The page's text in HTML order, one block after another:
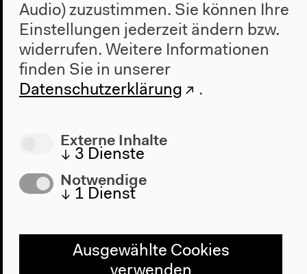
Audio) zuzustimmen. Sie können Ihre
Einstellungen jederzeit ändern bzw.
widerrufen. Weitere Informationen
finden Sie in unserer
Datenschutzerklärung
.
Externe Inhalte
↓ 3 Dienste
Notwendige
↓ 1 Dienst
Ausgewählte Cookies